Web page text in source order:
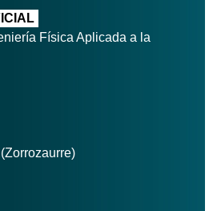
Física Aplicada a la